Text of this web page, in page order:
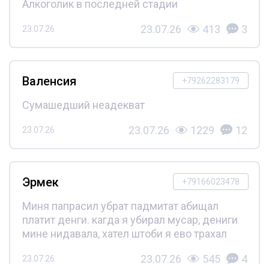
Алкоголик в последней стадии
23.07.26 23.07.26 413 3
+79262283179
Валенсия
Сумашедший неадекват
23.07.26 23.07.26 1229 12
+79166023478
Эрмек
Миня папрасил убрат падмитат абищал
платит денги. кагда я убирал мусар, дениги
мине нидавала, хател штоби я ево трахал
23.07.26 23.07.26 545 4